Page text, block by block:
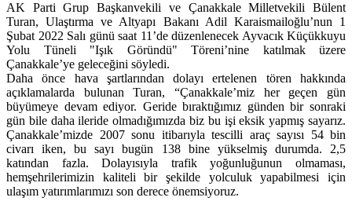
AK Parti Grup Başkanvekili ve Çanakkale Milletvekili Bülent
Turan, Ulaştırma ve Altyapı Bakanı Adil Karaismailoğlu’nun 1
Şubat 2022 Salı günü saat 11’de düzenlenecek Ayvacık Küçükkuyu
Yolu Tüneli "Işık Göründü" Töreni’nine katılmak üzere
Çanakkale’ye geleceğini söyledi.
Daha önce hava şartlarından dolayı ertelenen tören hakkında
açıklamalarda bulunan Turan, “Çanakkale’miz her geçen gün
büyümeye devam ediyor. Geride bıraktığımız günden bir sonraki
gün bile daha ileride olmadığımızda biz bu işi eksik yapmış sayarız.
Çanakkale’mizde 2007 sonu itibarıyla tescilli araç sayısı 54 bin
civarı iken, bu sayı bugün 138 bine yükselmiş durumda. 2,5
katından fazla. Dolayısıyla trafik yoğunluğunun olmaması,
hemşehrilerimizin kaliteli bir şekilde yolculuk yapabilmesi için
ulaşım yatırımlarımızı son derece önemsiyoruz.